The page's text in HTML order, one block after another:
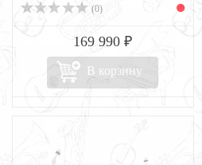
(0)
169 990 ₽
В корзину